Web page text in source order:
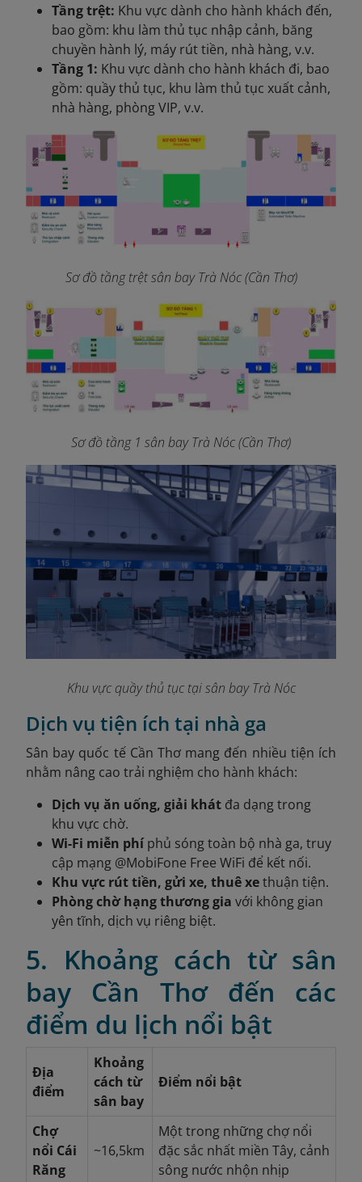
Tầng trệt: Khu vực dành cho hành khách đến,
bao gồm: khu làm thủ tục nhập cảnh, băng
chuyền hành lý, máy rút tiền, nhà hàng, v.v.
Tầng 1: Khu vực dành cho hành khách đi, bao
gồm: quầy thủ tục, khu làm thủ tục xuất cảnh,
nhà hàng, phòng VIP, v.v.
Sơ đồ tầng trệt sân bay Trà Nóc (Cần Thơ)
Sơ đồ tầng 1 sân bay Trà Nóc (Cần Thơ)
Khu vực quầy thủ tục tại sân bay Trà Nóc
Dịch vụ tiện ích tại nhà ga
Sân bay quốc tế Cần Thơ mang đến nhiều tiện ích
nhằm nâng cao trải nghiệm cho hành khách:
Dịch vụ ăn uống, giải khát đa dạng trong
khu vực chờ.
Wi-Fi miễn phíphủ sóng toàn bộ nhà ga, truy
cập mạng @MobiFone Free WiFi để kết nối.
Khu vực rút tiền, gửi xe, thuê xethuận tiện.
Phòng chờ hạng thương gia với không gian
yên tĩnh, dịch vụ riêng biệt.
5. Khoảng cách từ sân
bay Cần Thơ đến các
điểm du lịch nổi bật
Địa
điểm
Khoảng
cách từ
sân bay
Điểm nổi bật
Chợ
nổi Cái
Răng
~16,5km
Một trong những chợ nổi
đặc sắc nhất miền Tây, cảnh
sông nước nhộn nhịp